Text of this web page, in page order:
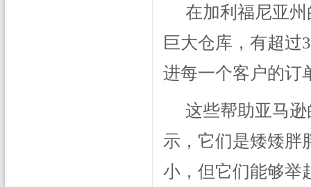
在加利福尼亚
巨大仓库，有超过
进每一个客户的订
这些帮助亚马
示，它们是矮矮胖
小，但它们能够举